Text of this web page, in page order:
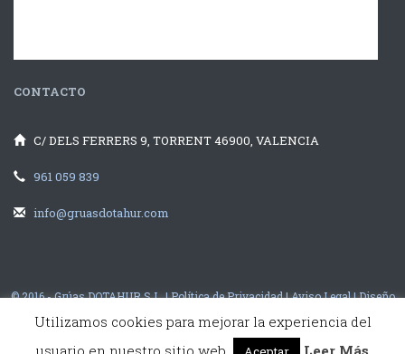
CONTACTO
C/ DELS FERRERS 9, TORRENT 46900, VALENCIA
961 059 839
info@gruasdotahur.com
© 2016 - Grúas DOTAHUR S.L. |Política de Privacidad|Aviso Legal|Diseño
Web Valenciaillusion Studio
Utilizamos cookies para mejorar la experiencia del
usuario en nuestro sitio web.
Leer Más